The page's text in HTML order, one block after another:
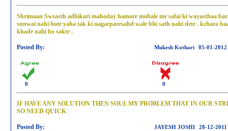
Shrimaan Swsasth adhikari mahoday hamare mohale me safai ki wayasthaa
sunwai nahi hote yaha tak ki nagarparesahd wale bhi sath nahi dete . kchara
khade nahi ho sakte .
Posted By: Mukesh Kothari 05-01-
0 0
IF HAVE ANY SOLUTION THEN SOUL MY PROBLEM THAT IN OUR
SO NEED QUICK
Posted By: JAYESH JOSHI 28-12-